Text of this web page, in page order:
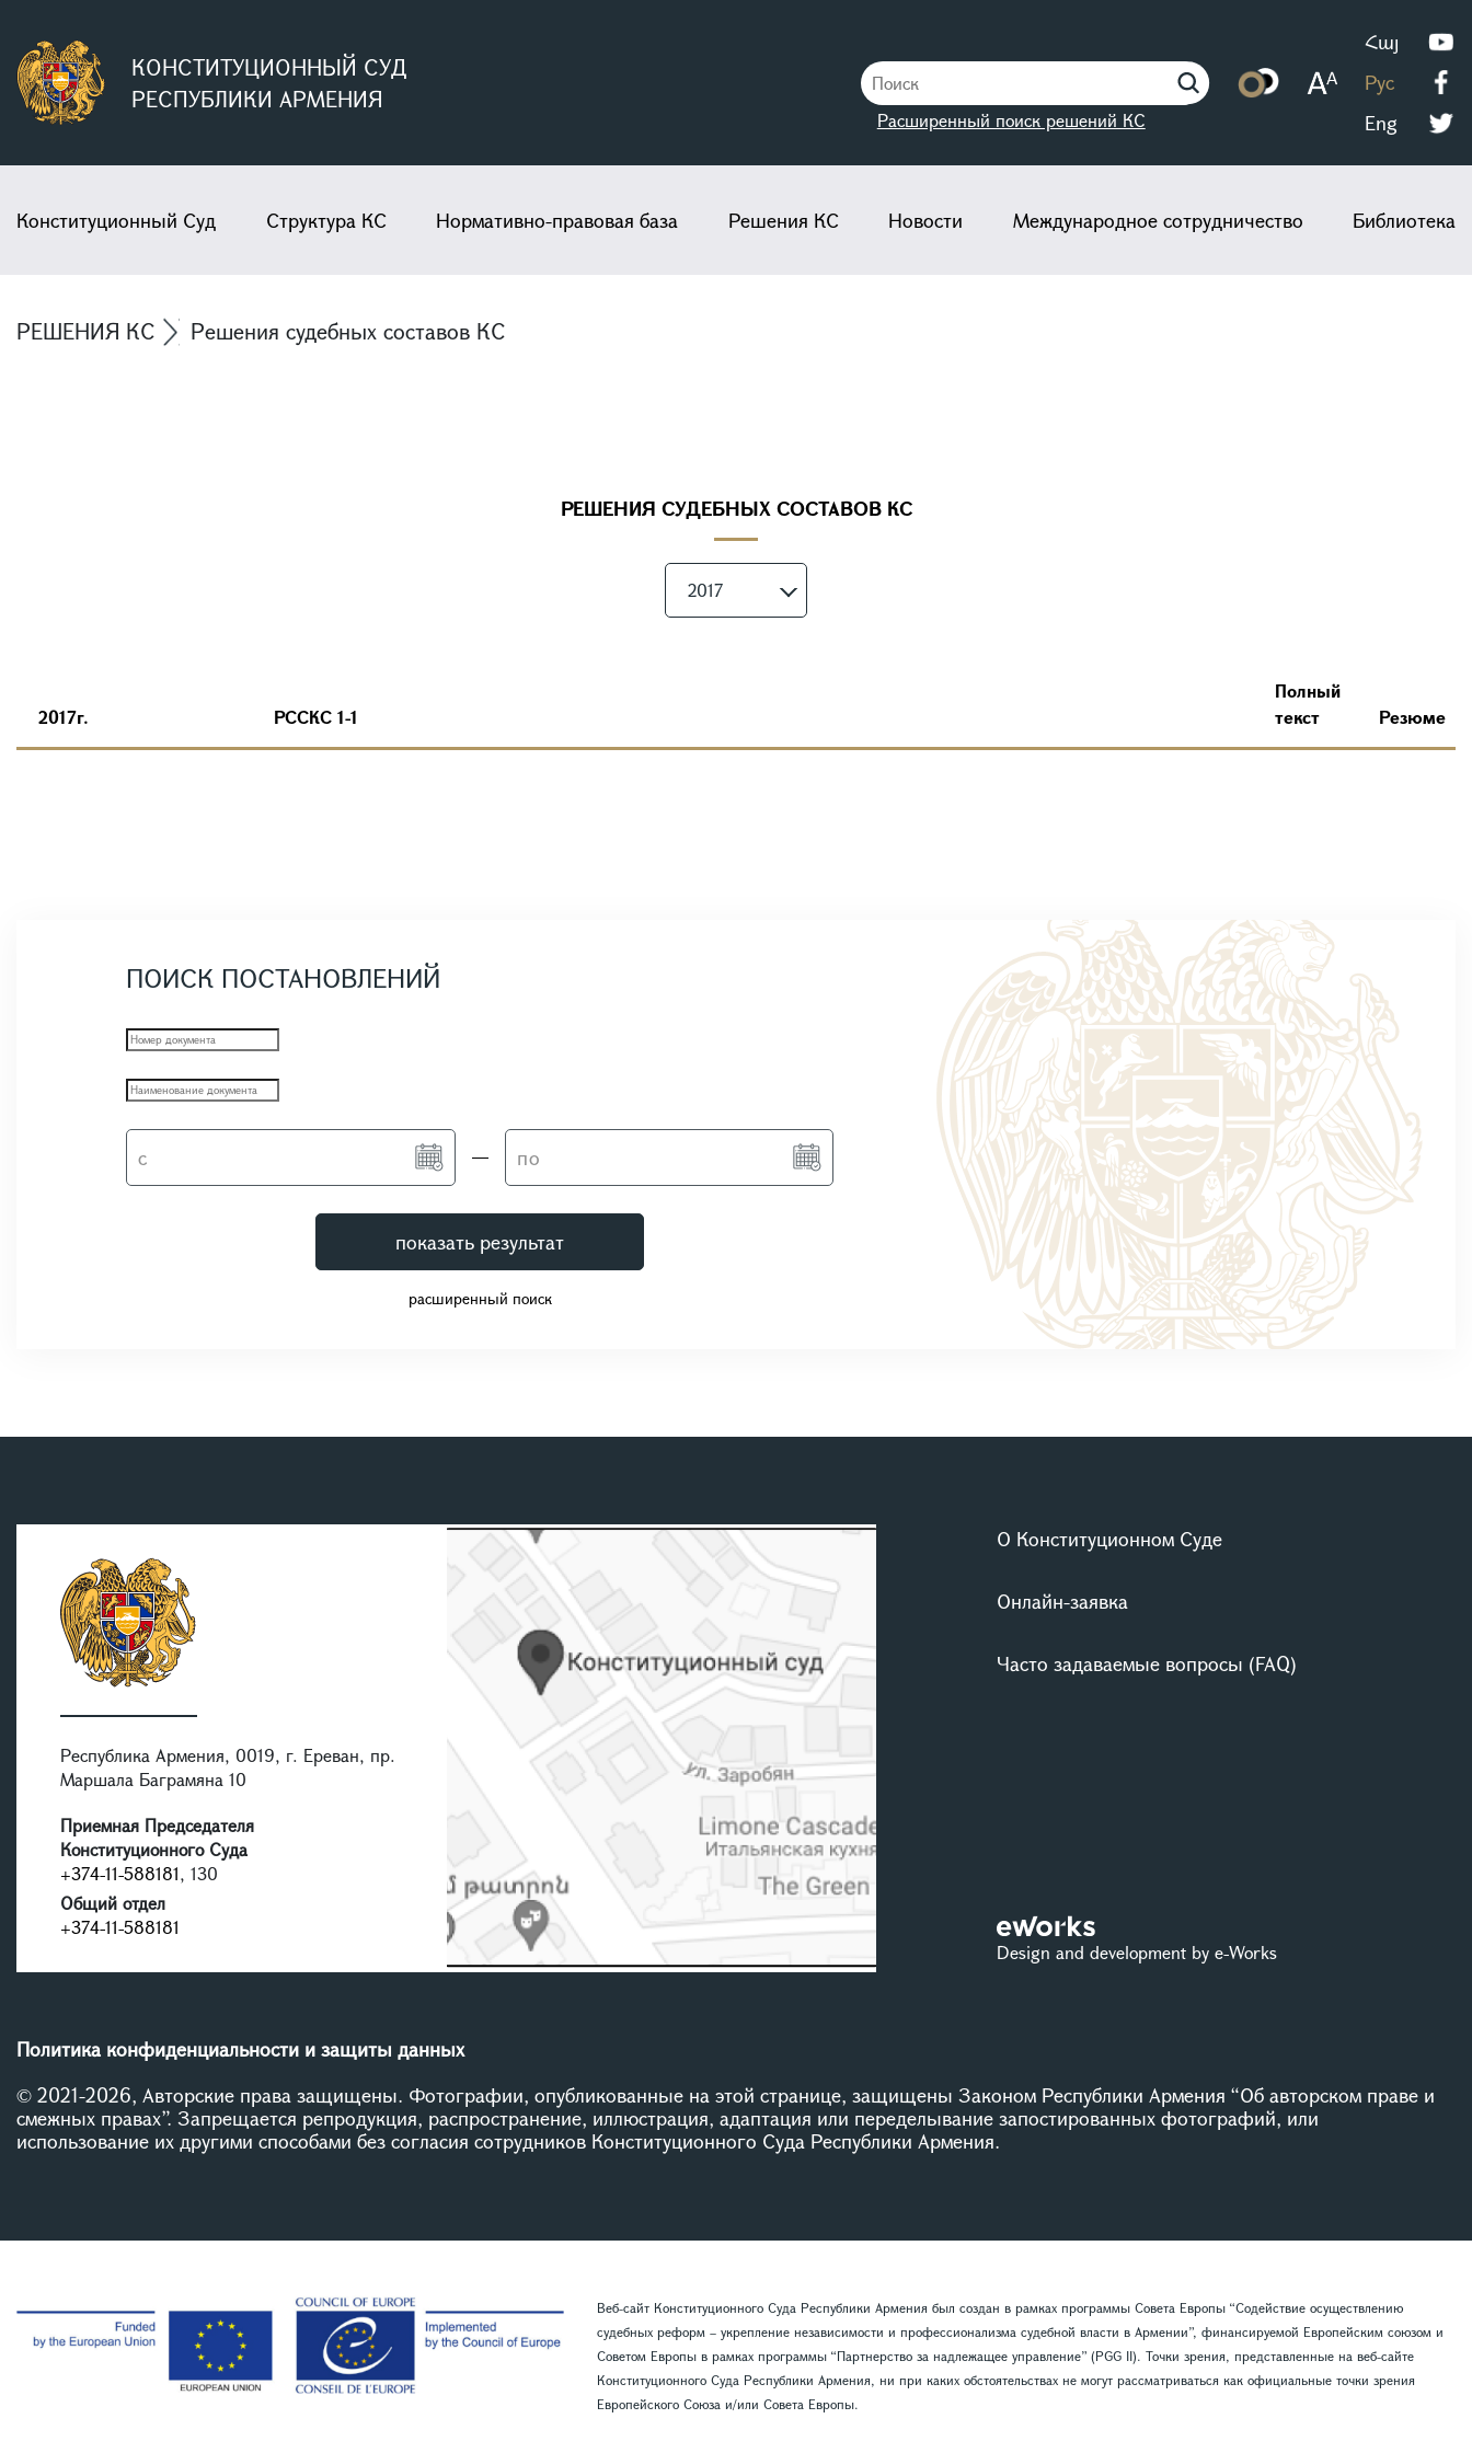
КОНСТИТУЦИОННЫЙ СУД
РЕСПУБЛИКИ АРМЕНИЯ
Расширенный поиск решений КС
Հայ
Рус
Eng
Конституционный Суд Структура КС Нормативно-правовая база Решения КС Новости Международное сотрудничество Библиотека
РЕШЕНИЯ КС Решения судебных составов КС
РЕШЕНИЯ СУДЕБНЫХ СОСТАВОВ КС
2017
2017г. РССКС 1-1
Полный
текст
Резюме
ПОИСК ПОСТАНОВЛЕНИЙ
показать результат
расширенный поиск
Республика Армения, 0019, г. Ереван, пр.
Маршала Баграмяна 10
Приемная Председателя
Конституционного Суда
+374-11-588181, 130
Общий отдел
+374-11-588181
О Конституционном Суде
Онлайн-заявка
Часто задаваемые вопросы (FAQ)
Design and development by e-Works
Политика конфиденциальности и защиты данных
© 2021-2026, Авторские права защищены. Фотографии, опубликованные на этой странице, защищены Законом Республики Армения “Об авторском праве и
смежных правах”. Запрещается репродукция, распространение, иллюстрация, адаптация или переделывание запостированных фотографий, или
использование их другими способами без согласия сотрудников Конституционного Суда Республики Армения.
Веб-сайт Конституционного Суда Республики Армения был создан в рамках программы Совета Европы “Содействие осуществлению
судебных реформ – укрепление независимости и профессионализма судебной власти в Армении”, финансируемой Европейским союзом и
Советом Европы в рамках программы “Партнерство за надлежащее управление” (PGG II). Точки зрения, представленные на веб-сайте
Конституционного Суда Республики Армения, ни при каких обстоятельствах не могут рассматриваться как официальные точки зрения
Европейского Союза и/или Совета Европы.